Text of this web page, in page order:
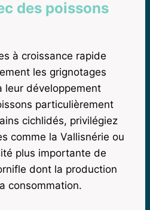
des poissons
à croissance rapide
les grignotages
leur développement
particulièrement
cichlidés, privilégiez
comme la Vallisnérie ou
plus importante de
dont la production
consommation.